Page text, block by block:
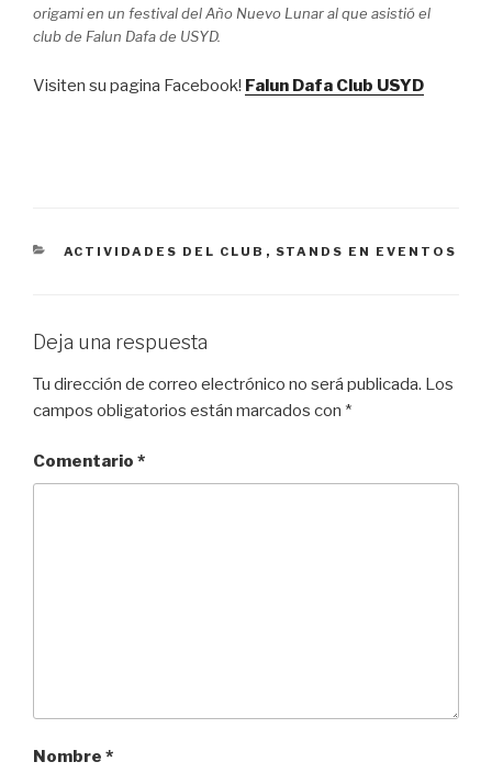
origami en un festival del Año Nuevo Lunar al que asistió el
club de Falun Dafa de USYD.
Visiten su pagina Facebook! Falun Dafa Club USYD
CATEGORÍAS
ACTIVIDADES DEL CLUB , STANDS EN EVENTOS
Deja una respuesta
Tu dirección de correo electrónico no será publicada. Los
campos obligatorios están marcados con *
Comentario *
Nombre *